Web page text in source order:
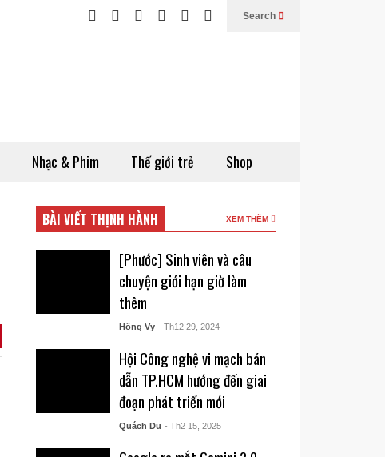
Search
Nhạc & Phim Thế giới trẻ Shop
BÀI VIẾT THỊNH HÀNH XEM THÊM
[Phước] Sinh viên và câu
chuyện giới hạn giờ làm
thêm
Hồng Vy - Th12 29, 2024
Hội Công nghệ vi mạch bán
dẫn TP.HCM hướng đến giai
đoạn phát triển mới
Quách Du - Th2 15, 2025